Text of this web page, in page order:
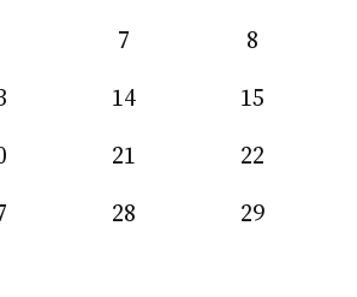
7 8
14 15
21 22
28 29